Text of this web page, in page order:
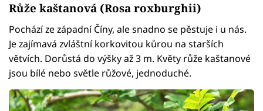
Růže kaštanová (Rosa roxburghii)
Pochází ze západní Číny, ale snadno se pěstuje i u nás.
Je zajímavá zvláštní korkovitou kůrou na starších
větvích. Dorůstá do výšky až 3 m. Květy růže kaštanové
jsou bílé nebo světle růžové, jednoduché.